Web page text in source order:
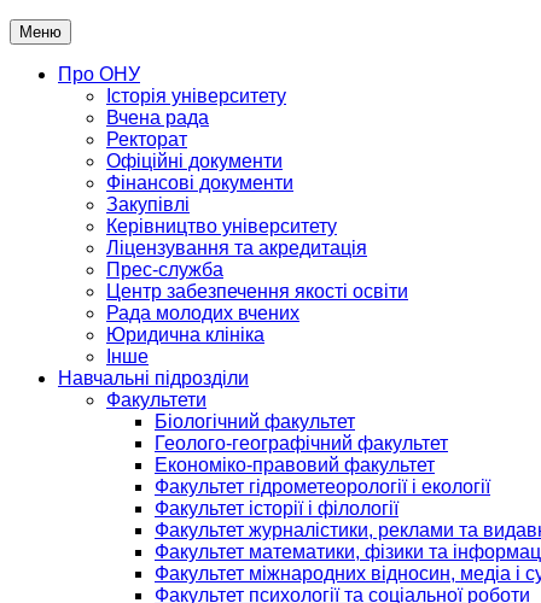
Меню
Про ОНУ
Історія університету
Вчена рада
Ректорат
Офіційні документи
Фінансові документи
Закупівлі
Керівництво університету
Ліцензування та акредитація
Прес-служба
Центр забезпечення якості освіти
Рада молодих вчених
Юридична клініка
Інше
Навчальні підрозділи
Факультети
Біологічний факультет
Геолого-географічний факультет
Економіко-правовий факультет
Факультет гідрометеорології і екології
Факультет історії і філології
Факультет журналістики, реклами та
Факультет математики, фізики та
Факультет міжнародних відносин, медіа і
Факультет психології та соціальної роботи